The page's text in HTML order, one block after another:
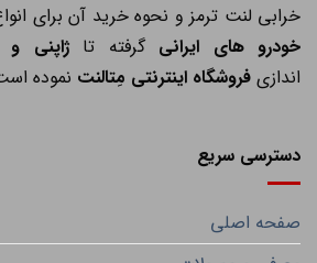
خرابی لنت ترمز و نحوه خرید آن برای
خودرو های ایرانیگرفته تاژاپنی و
اندازیفروشگاه اینترنتی مِتالنتنموده است
دسترسی سریع
صفحه اصلی